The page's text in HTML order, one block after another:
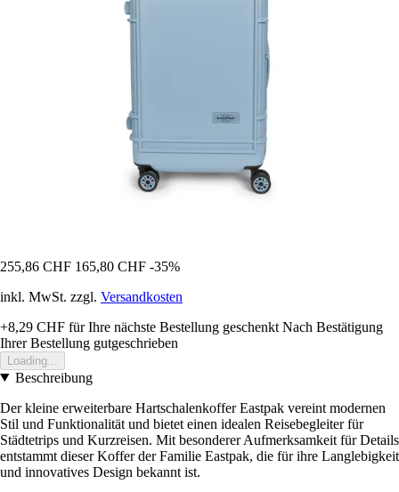
255,86 CHF 165,80 CHF -35%
inkl. MwSt. zzgl. Versandkosten
+8,29 CHF für Ihre nächste Bestellung geschenkt Nach Bestätigung
Ihrer Bestellung gutgeschrieben
Loading...
Beschreibung
Der kleine erweiterbare Hartschalenkoffer Eastpak vereint modernen
Stil und Funktionalität und bietet einen idealen Reisebegleiter für
Städtetrips und Kurzreisen. Mit besonderer Aufmerksamkeit für Details
entstammt dieser Koffer der Familie Eastpak, die für ihre Langlebigkeit
und innovatives Design bekannt ist.